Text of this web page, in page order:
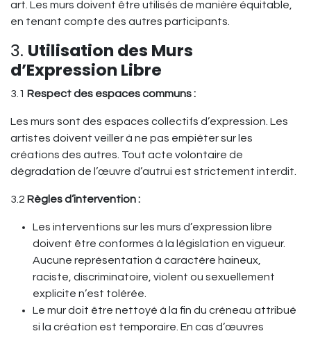
art. Les murs doivent être utilisés de manière équitable,
en tenant compte des autres participants.
3. Utilisation des Murs
d’Expression Libre
3.1 Respect des espaces communs :
Les murs sont des espaces collectifs d’expression. Les
artistes doivent veiller à ne pas empiéter sur les
créations des autres. Tout acte volontaire de
dégradation de l’œuvre d’autrui est strictement interdit.
3.2 Règles d’intervention :
Les interventions sur les murs d’expression libre
doivent être conformes à la législation en vigueur.
Aucune représentation à caractère haineux,
raciste, discriminatoire, violent ou sexuellement
explicite n’est tolérée.
Le mur doit être nettoyé à la fin du créneau attribué
si la création est temporaire. En cas d’œuvres